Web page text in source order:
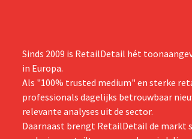
Sinds 2009 is RetailDetail hét
in Europa.
Als "100% trusted medium" en sterke
professionals dagelijks betrouwbaar
relevante analyses uit de sector.
Daarnaast brengt RetailDetail de markt